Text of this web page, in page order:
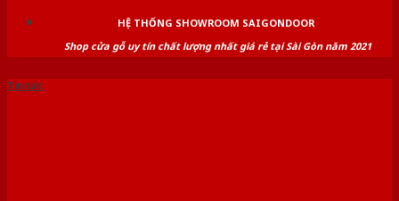
HỆ THỐNG SHOWROOM SAIGONDOOR
Shop cửa gỗ uy tín chất lượng nhất giá rẻ tại Sài Gòn năm 2021
Tin tức